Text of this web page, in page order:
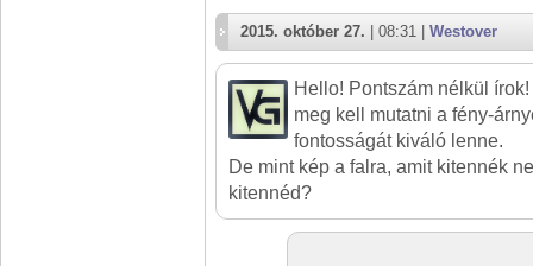
2015. október 27. | 08:31 | Westover
Hello! Pontszám nélkül
meg kell mutatni a fény-
fontosságát kiváló lenne.
De mint kép a falra, amit kitennék
kitennéd?